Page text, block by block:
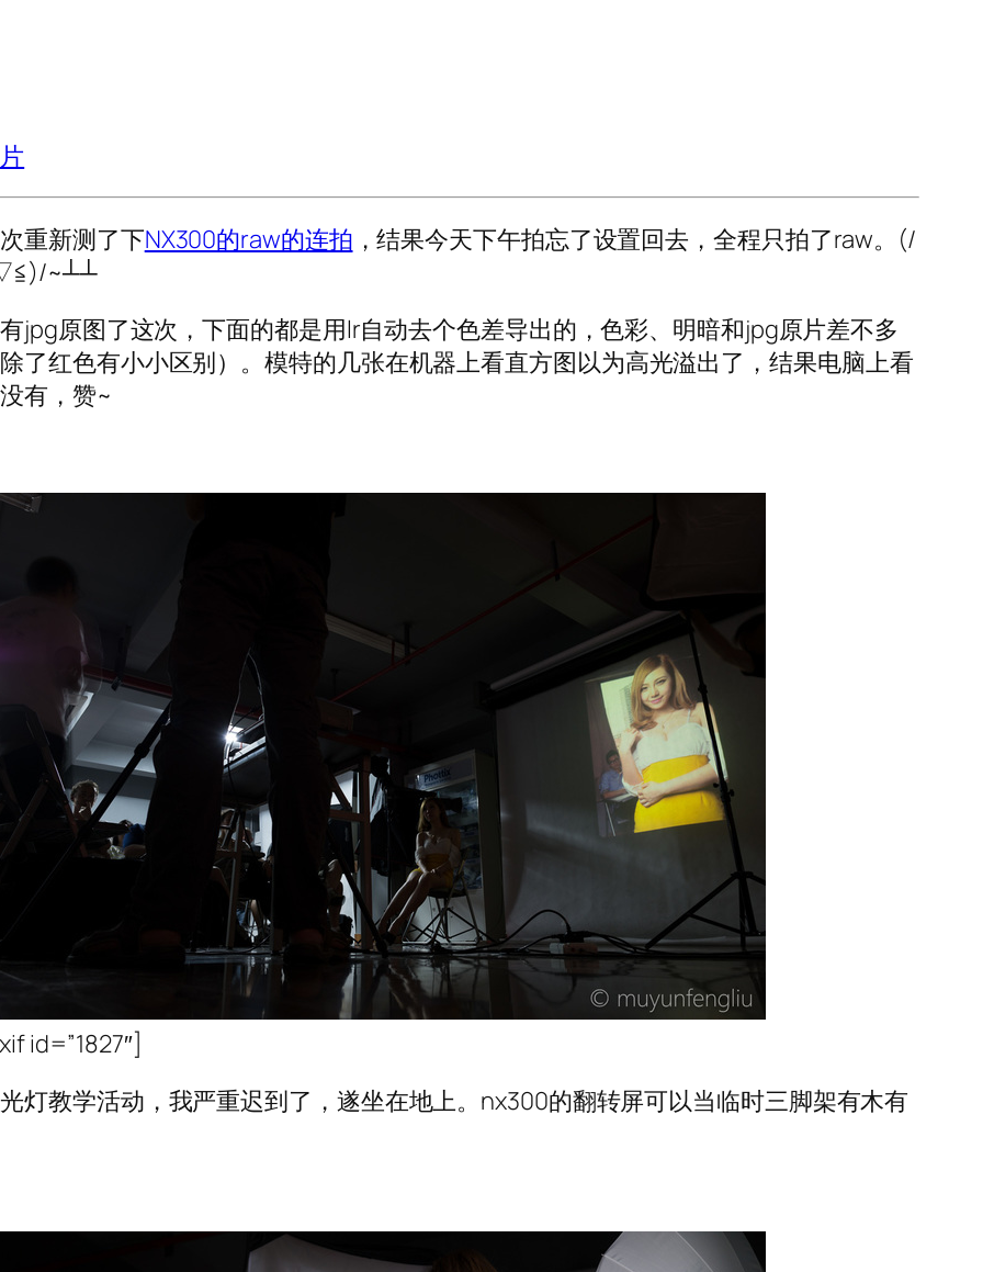
重新测了下NX300的raw的连拍 ，结果今天下午拍忘了设置回去，全程只拍了raw。(/
~┴┴
jpg原图了这次，下面的都是用lr自动去个色差导出的，色彩、明暗和jpg原片差不多
了红色有小小区别）。模特的几张在机器上看直方图以为高光溢出了，结果电脑上看
有，赞~
id=”1827″]
灯教学活动，我严重迟到了，遂坐在地上。nx300的翻转屏可以当临时三脚架有木有